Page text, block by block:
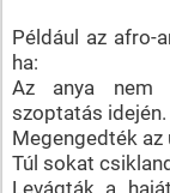
Például az afro-
ha:
Az anya nem
szoptatás idején.
Megengedték az
Túl sokat
Levágták a